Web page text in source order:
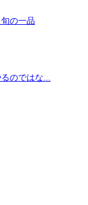
の一品
のではな...